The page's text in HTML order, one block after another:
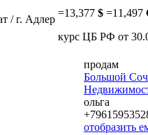
/ г. Адлер
=13,377 $ =11,497
курс ЦБ РФ от
продам
Большой
ольга
отобразить